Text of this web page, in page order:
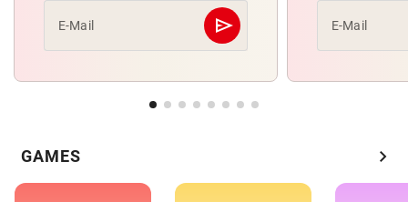
E-Mail send
Abschicken E-Mail
GAMES chevron_right